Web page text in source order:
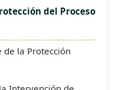
del Proceso
de la Protección